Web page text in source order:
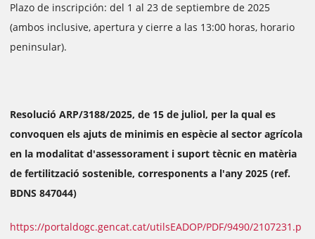
Plazo de inscripción: del 1 al 23 de septiembre de 2025
(ambos inclusive, apertura y cierre a las 13:00 horas, horario
peninsular).
Resolució ARP/3188/2025, de 15 de juliol, per la qual es
convoquen els ajuts de minimis en espècie al sector agrícola
en la modalitat d'assessorament i suport tècnic en matèria
de fertilització sostenible, corresponents a l'any 2025 (ref.
BDNS 847044)
https://portaldogc.gencat.cat/utilsEADOP/PDF/9490/2107231.p